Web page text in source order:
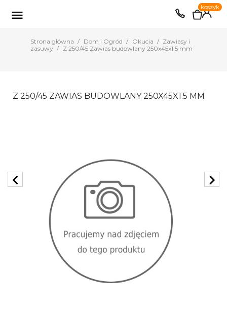
EUR PLN

0
koszyk
Strona główna Dom i Ogród Okucia
Zawiasy i
zasuwy
Z 250/45 Zawias budowlany 250x45x1.5 mm
Z 250/45 ZAWIAS BUDOWLANY 250X45X1.5 MM
chevron_left chevron_right